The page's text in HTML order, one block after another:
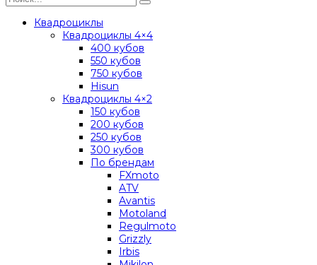
Квадроциклы
Квадроциклы 4×4
400 кубов
550 кубов
750 кубов
Hisun
Квадроциклы 4×2
150 кубов
200 кубов
250 кубов
300 кубов
По брендам
FXmoto
ATV
Avantis
Motoland
Regulmoto
Grizzly
Irbis